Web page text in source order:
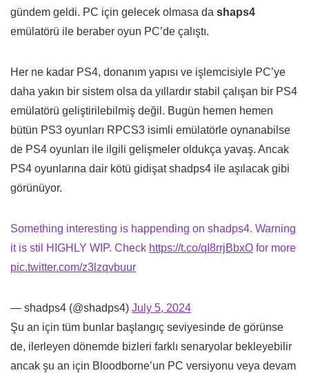
gündem geldi. PC için gelecek olmasa da shaps4
emülatörü ile beraber oyun PC’de çalıştı.
Her ne kadar PS4, donanım yapısı ve işlemcisiyle PC’ye
daha yakın bir sistem olsa da yıllardır stabil çalışan bir PS4
emülatörü geliştirilebilmiş değil. Bugün hemen hemen
bütün PS3 oyunları RPCS3 isimli emülatörle oynanabilse
de PS4 oyunları ile ilgili gelişmeler oldukça yavaş. Ancak
PS4 oyunlarına dair kötü gidişat shadps4 ile aşılacak gibi
görünüyor.
Something interesting is happending on shadps4. Warning
it is stil HIGHLY WIP. Check https://t.co/qI8rrjBbxO for more
pic.twitter.com/z3lzqvbuur
— shadps4 (@shadps4) July 5, 2024
Şu an için tüm bunlar başlangıç seviyesinde de görünse
de, ilerleyen dönemde bizleri farklı senaryolar bekleyebilir
ancak şu an için Bloodborne’un PC versiyonu veya devam